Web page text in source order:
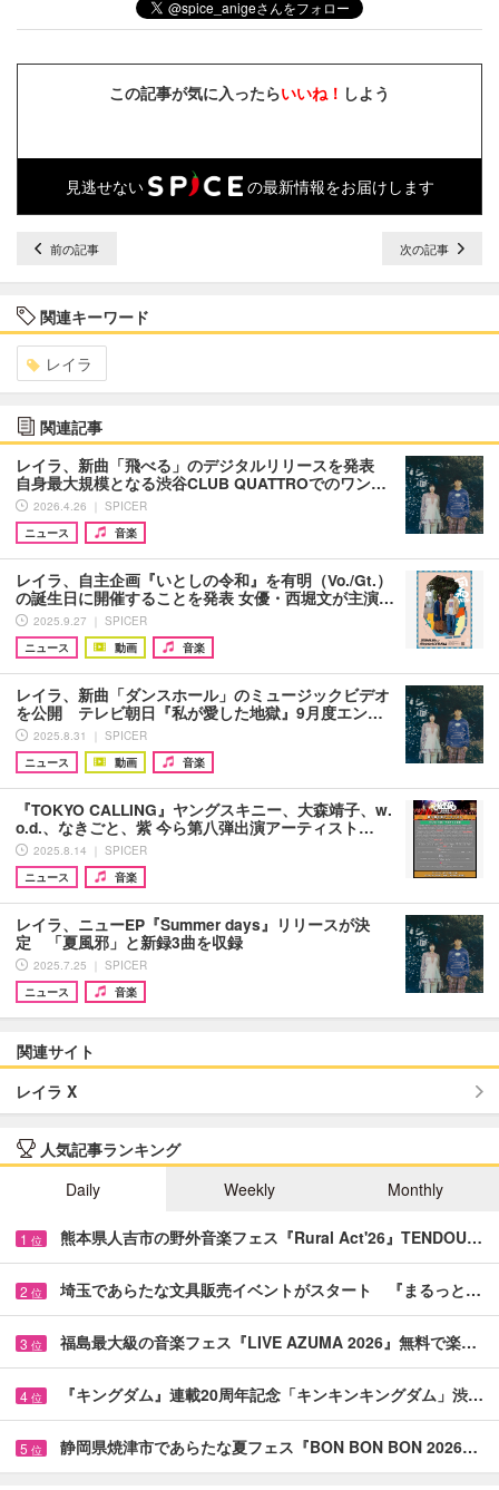
この記事が気に入ったらいいね！ しよう
見逃せない の最新情報をお届けします
前の記事 次の記事
関連キーワード
レイラ
関連記事
レイラ、新曲「飛べる」のデジタルリリースを発表
自身最大規模となる渋谷CLUB QUATTROでのワン…
2026.4.26 ｜ SPICER
ニュース
音楽
レイラ、自主企画『いとしの令和』を有明（Vo./Gt.）
の誕生日に開催することを発表 女優・西堀文が主演…
2025.9.27 ｜ SPICER
ニュース
動画 音楽
レイラ、新曲「ダンスホール」のミュージックビデオ
を公開 テレビ朝日『私が愛した地獄』9月度エン…
2025.8.31 ｜ SPICER
ニュース
動画 音楽
『TOKYO CALLING』ヤングスキニー、大森靖子、w.
o.d.、なきごと、紫 今ら第八弾出演アーティスト…
2025.8.14 ｜ SPICER
ニュース
音楽
レイラ、ニューEP『Summer days』リリースが決
定 「夏風邪」と新録3曲を収録
2025.7.25 ｜ SPICER
ニュース
音楽
関連サイト
レイラ X
人気記事ランキング
Daily
Weekly Monthly
1 位 熊本県人吉市の野外音楽フェス『Rural Act'26』TENDOU…
2 位 埼玉であらたな文具販売イベントがスタート 『まるっと…
3 位 福島最大級の音楽フェス『LIVE AZUMA 2026』無料で楽…
4 位 『キングダム』連載20周年記念「キンキンキングダム」渋…
5 位 静岡県焼津市であらたな夏フェス『BON BON BON 2026…